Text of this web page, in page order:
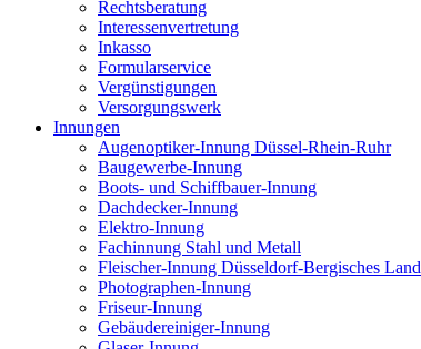
Rechtsberatung
Interessenvertretung
Inkasso
Formularservice
Vergünstigungen
Versorgungswerk
Innungen
Augenoptiker-Innung Düssel-Rhein-Ruhr
Baugewerbe-Innung
Boots- und Schiffbauer-Innung
Dachdecker-Innung
Elektro-Innung
Fachinnung Stahl und Metall
Fleischer-Innung Düsseldorf-Bergisches Land
Photographen-Innung
Friseur-Innung
Gebäudereiniger-Innung